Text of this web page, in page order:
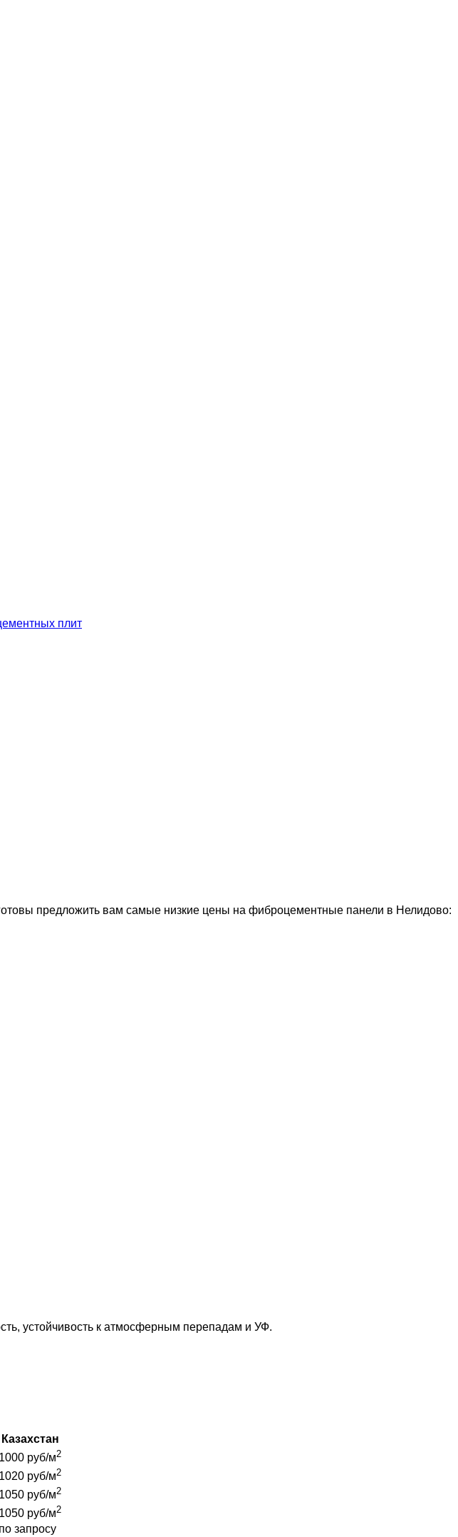
плит
предложить вам самые низкие цены на фиброцементные панели в Нелидово:
устойчивость к атмосферным перепадам и УФ.
Казахстан
1000 руб/м2
1020 руб/м2
1050 руб/м2
1050 руб/м2
по запросу